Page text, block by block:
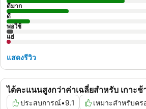
ได้คะแนนสูงกว่าค่าเฉลี่ยสำหรับ เกาะช้
ประสบการณ์•9.1 เหมาะสำหรับคร
ดีมาก
ดี
พอใช้
แย่
แสดงรีวิว